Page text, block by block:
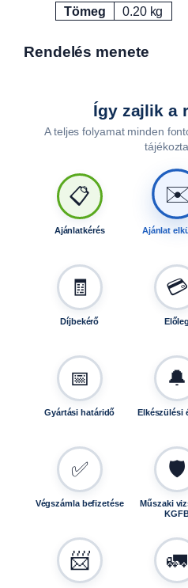
>
Attribútumok Érték
Tömeg 0.20 kg
Rendelés menete
Így zajlik a
A teljes folyamat minden
📋
Ajánlatkérés
✉️
Ajánlat
🧾
Díjbekérő
💳
Előleg
📅
Gyártási határidő
🔔
Elkészülési
✅
Végszámla befizetése
🛡️
Műszaki
📨 🚛